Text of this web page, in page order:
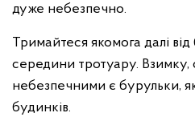
дуже небезпечно.
Тримайтеся якомога далі
середини тротуару. Взимку,
небезпечними є бурульки,
будинків.